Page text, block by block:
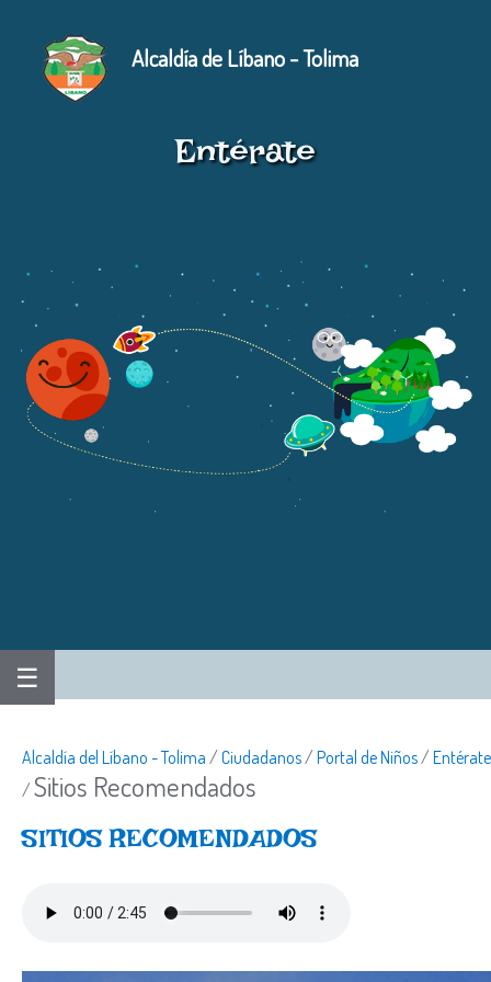
Alcaldía de Líbano - Tolima
Entérate
☰
Alcaldía del Líbano - Tolima / Ciudadanos/ Portal de Niños/ Entérate
/ Sitios Recomendados
​SITIOS R​ECOMENDADOS